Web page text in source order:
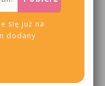
się już na
dodany